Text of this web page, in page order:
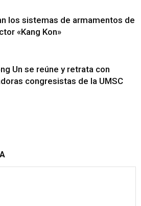
los sistemas de armamentos de
«Kang Kon»
Un se reúne y retrata con
congresistas de la UMSC